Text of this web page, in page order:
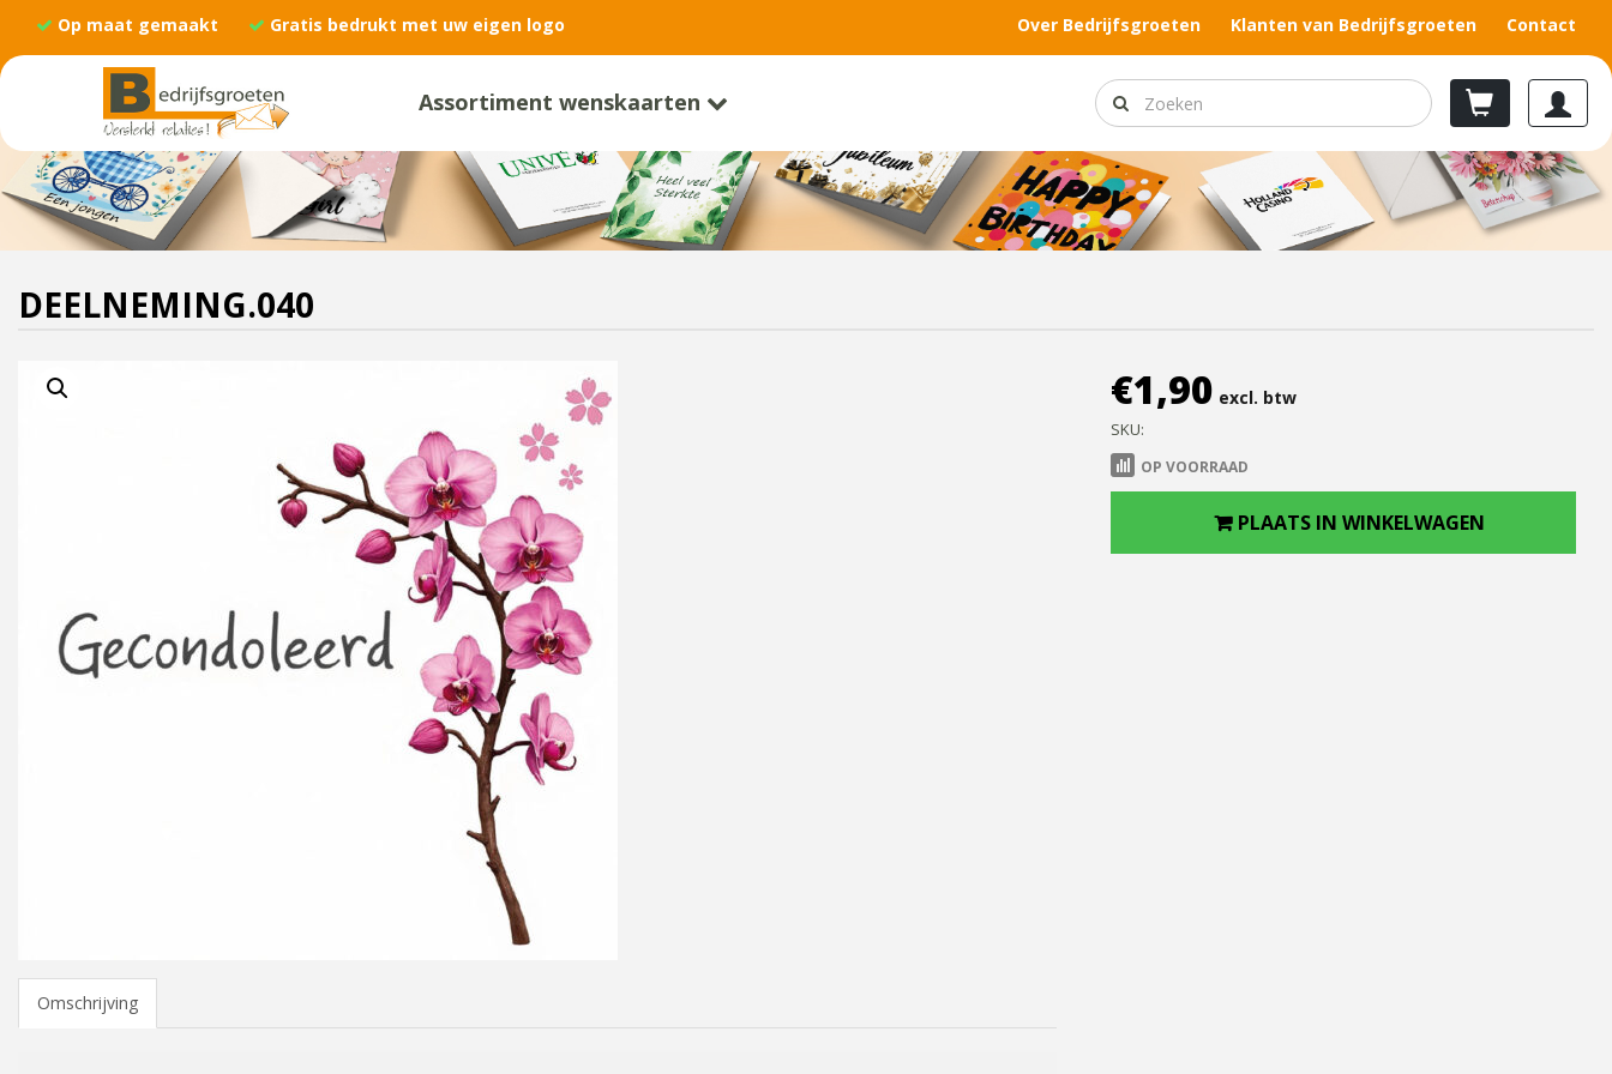
Op maat gemaakt Gratis bedrukt met uw eigen logo Contact
Klanten van Bedrijfsgroeten
Over Bedrijfsgroeten
Assortiment wenskaarten
DEELNEMING.040
€1,90 excl. btw
SKU:
OP VOORRAAD
PLAATS IN WINKELWAGEN
Omschrijving